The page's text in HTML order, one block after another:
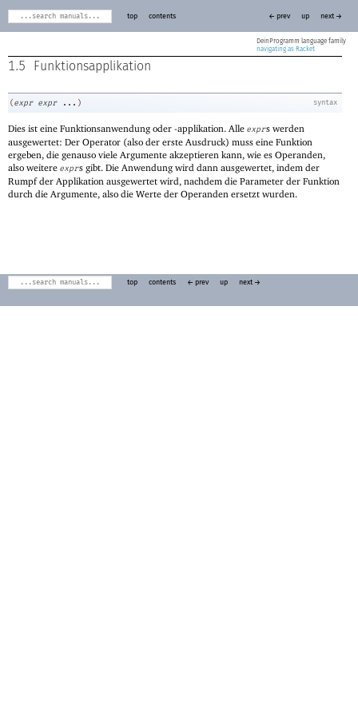
DeinProgramm
navigating as Racket
top contents ← prev up next →
1.5 Funktionsapplikation
syntax
(expr expr ... )
Dies ist eine Funktionsanwendung oder -applikation. Alle exprs werden
ausgewertet: Der Operator (also der erste Ausdruck) muss eine Funktion
ergeben, die genauso viele Argumente akzeptieren kann, wie es Operanden,
also weitere exprs gibt. Die Anwendung wird dann ausgewertet, indem der
Rumpf der Applikation ausgewertet wird, nachdem die Parameter der Funktion
durch die Argumente, also die Werte der Operanden ersetzt wurden.
top contents ← prev up next →